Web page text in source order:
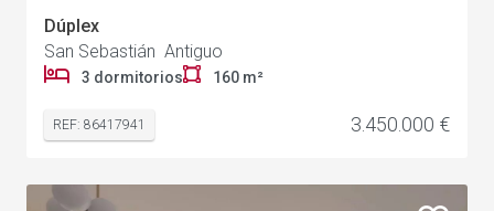
Dúplex
San Sebastián Antiguo
3 dormitorios 160 m²
REF: 86417941 3.450.000 €